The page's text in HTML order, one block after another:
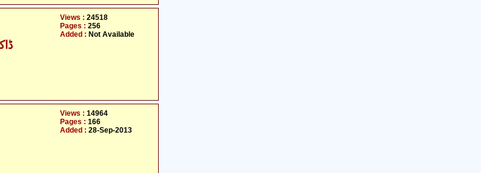
-
Views : 24518
Pages : 256
Added : Not Available
Views : 14964
Pages : 166
Added : 28-Sep-2013